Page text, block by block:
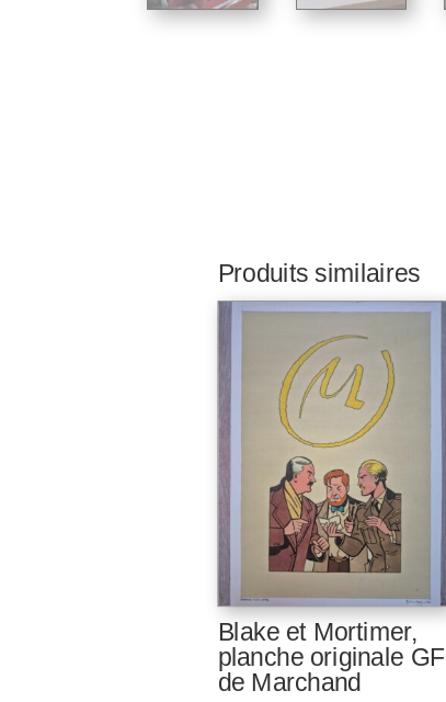
Produits similaires
Blake et Mortimer,
planche originale GF
de Marchand